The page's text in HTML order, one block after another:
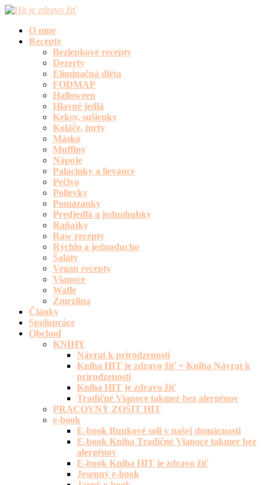
O mne
Recepty
Bezlepkové recepty
Dezerty
Eliminačná diéta
FODMAP
Halloween
Hlavné jedlá
Keksy, sušienky
Koláče, torty
Mäsko
Muffiny
Nápoje
Palacinky a lievance
Pečivo
Polievky
Pomazanky
Predjedlá a jednohubky
Raňajky
Raw recepty
Rýchlo a jednoducho
Šaláty
Vegan recepty
Vianoce
Wafle
Zmrzlina
Články
Spolupráce
Obchod
KNIHY
Návrat k prirodzenosti
Kniha HIT je zdravo žiť + Kniha Návrat k
prirodzenosti
Kniha HIT je zdravo žiť
Tradičné Vianoce takmer bez alergénov
PRACOVNÝ ZOŠIT HIT
e-book
E-book Bunkové soli v našej domácnosti
E-book Kniha Tradičné Vianoce takmer bez
alergénov
E-book Kniha HIT je zdravo žiť
Jesenný e-book